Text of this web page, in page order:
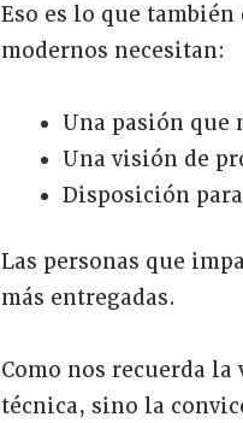
Eso es lo que
modernos necesitan:
Una pasión que
Una visión de
Disposición
Las personas que
más entregadas.
Como nos recuerda
técnica, sino la